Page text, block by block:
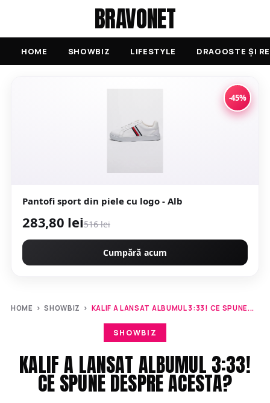
BRAVONET
HOME SHOWBIZ LIFESTYLE DRAGOSTE ȘI
-45%
Pantofi sport din piele cu logo - Alb
283,80 lei516 lei
Cumpără acum
HOME ›SHOWBIZ › KALIF A LANSAT ALBUMUL 3:33! CE SPUNE...
SHOWBIZ
KALIF A LANSAT ALBUMUL 3:33!
CE SPUNE DESPRE ACESTA?